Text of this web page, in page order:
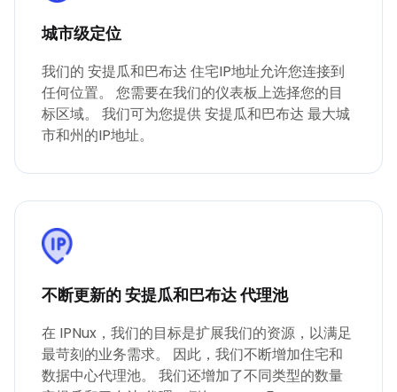
城市级定位
我们的 安提瓜和巴布达 住宅IP地址允许您连接到
任何位置。 您需要在我们的仪表板上选择您的目
标区域。 我们可为您提供 安提瓜和巴布达 最大城
市和州的IP地址。
不断更新的 安提瓜和巴布达 代理池
在 IPNux，我们的目标是扩展我们的资源，以满足
最苛刻的业务需求。 因此，我们不断增加住宅和
数据中心代理池。 我们还增加了不同类型的数量